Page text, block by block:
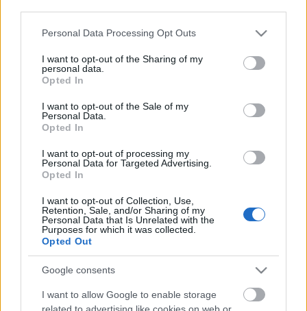
Please note that this website/app uses one or more Google
not limited to your visit or usage behaviour. You may click to
grant or deny consent to Google and its third-party tags to
use your data for below specified purposes in below Google
consent section.
Personal Data Processing Opt Outs
I want to opt-out of the Sharing of my
personal data.
Opted In
I want to opt-out of the Sale of my
Personal Data.
Opted In
I want to opt-out of processing my
Personal Data for Targeted Advertising.
Opted In
I want to opt-out of Collection, Use,
Retention, Sale, and/or Sharing of my
Personal Data that Is Unrelated with the
Purposes for which it was collected.
Opted Out
Google consents
I want to allow Google to enable storage
related to advertising like cookies on web or